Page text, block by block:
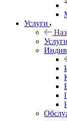
Услуги
Услуги